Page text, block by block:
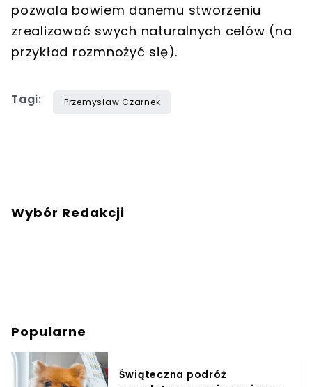
pozwala bowiem danemu stworzeniu
zrealizować swych naturalnych celów (na
przykład rozmnożyć się).
Tagi: Przemysław Czarnek
Wybór Redakcji
Popularne
Świąteczna podróż